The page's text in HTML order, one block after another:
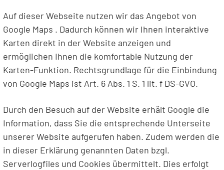
Auf dieser Webseite nutzen wir das Angebot von
Google Maps . Dadurch können wir Ihnen interaktive
Karten direkt in der Website anzeigen und
ermöglichen Ihnen die komfortable Nutzung der
Karten-Funktion. Rechtsgrundlage für die Einbindung
von Google Maps ist Art. 6 Abs. 1 S. 1 lit. f DS-GVO.
Durch den Besuch auf der Website erhält Google die
Information, dass Sie die entsprechende Unterseite
unserer Website aufgerufen haben. Zudem werden die
in dieser Erklärung genannten Daten bzgl.
Serverlogfiles und Cookies übermittelt. Dies erfolgt